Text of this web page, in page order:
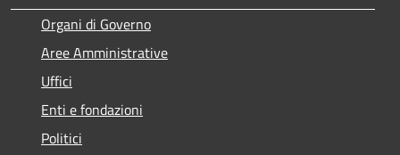
Organi di Governo
Aree Amministrative
Uffici
Enti e fondazioni
Politici